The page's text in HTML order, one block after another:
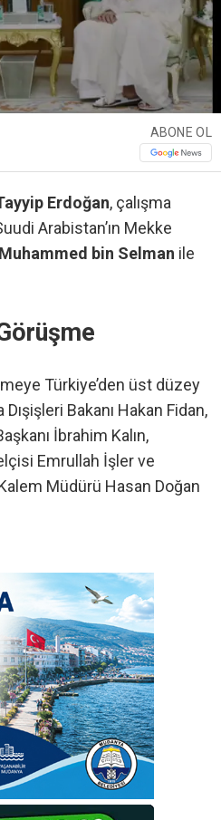
ABONE OL
Erdoğan, çalışma
Arabistan’ın Mekke
bin Selman ile
Türkiye’den üst düzey
Dışişleri Bakanı Hakan Fidan,
İbrahim Kalın,
Emrullah İşler ve
Müdürü Hasan Doğan